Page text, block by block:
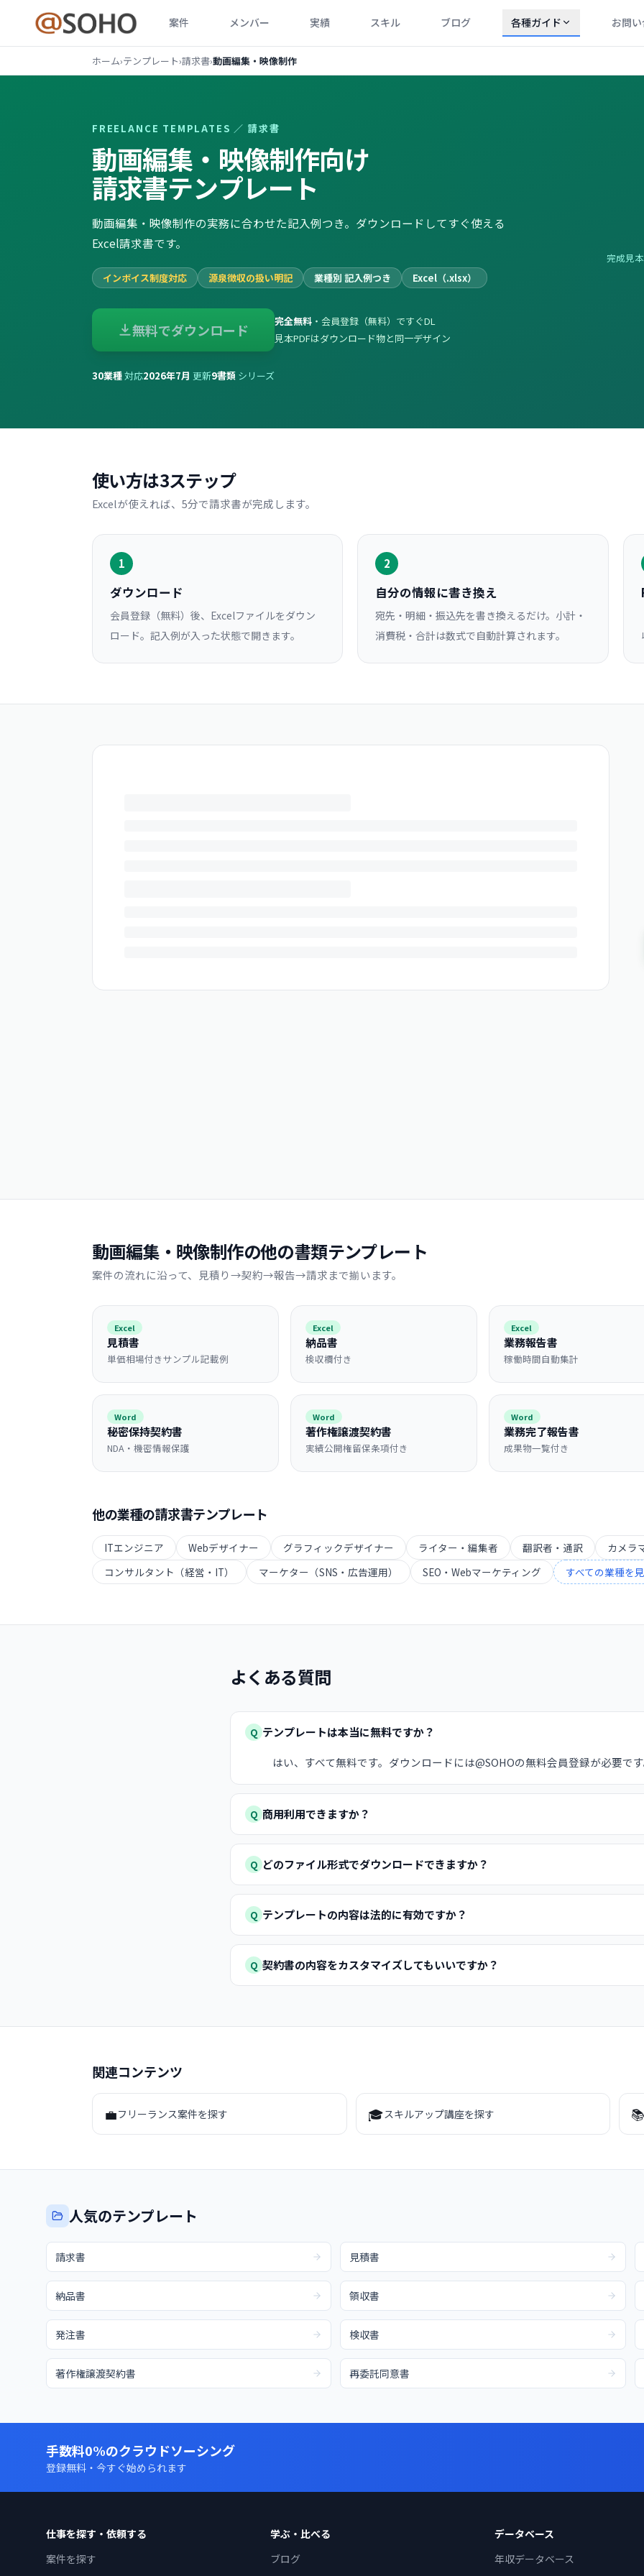
案件 メンバー 実績 スキル ブログ 各種ガイド お問
ホーム›テンプレート›請求書›動画編集・映像制作
FREELANCE TEMPLATES ／請求書
動画編集・映像制作向け
請求書テンプレート
動画編集・映像制作の実務に合わせた記入例つき。ダウンロードしてすぐ使える
Excel請求書です。
インボイス制度対応 源泉徴収の扱い明記 業種別 記入例つき Excel（.xlsx）
無料でダウンロード 完全無料 ・会員登録（無料）ですぐDL
見本PDFはダウンロード物と同一デザイン
30業種対応2026年7月 更新9書類 シリーズ
完成見
使い方は3ステップ
Excelが使えれば、5分で請求書が完成します。
1
ダウンロード
会員登録（無料）後、Excelファイルをダウン
ロード。記入例が入った状態で開きます。
2
自分の情報に書き換え
宛先・明細・振込先を書き換えるだけ。小計・
消費税・合計は数式で自動計算されます。
動画編集・映像制作の他の書類テンプレート
案件の流れに沿って、見積り→契約→報告→請求まで揃います。
Excel
見積書
単価相場付きサンプル記載例
Excel
納品書
検収欄付き
Excel
業務報告書
稼働時間自動集計
Word
秘密保持契約書
NDA・機密情報保護
Word
著作権譲渡契約書
実績公開権留保条項付き
Word
業務完了報告書
成果物一覧付き
他の業種の請求書テンプレート
ITエンジニア Webデザイナー グラフィックデザイナー ライター・編集者 翻訳者・通訳
カメラ
コンサルタント（経営・IT）
マーケター（SNS・広告運用） SEO・Webマーケティング すべての業種を
よくある質問
Q テンプレートは本当に無料ですか？
はい、すべて無料です。ダウンロードには@SOHOの無料会員登録が必要で
Q 商用利用できますか？
Q どのファイル形式でダウンロードできますか？
Q テンプレートの内容は法的に有効ですか？
Q 契約書の内容をカスタマイズしてもいいですか？
関連コンテンツ
💼フリーランス案件を探す 🎓スキルアップ講座を探す
人気のテンプレート
請求書 見積書
納品書 領収書
発注書 検収書
著作権譲渡契約書 再委託同意書
手数料0%のクラウドソーシング
登録無料・今すぐ始められます
仕事を探す・依頼する
案件を探す
学ぶ・比べる
ブログ
データベース
年収データベース